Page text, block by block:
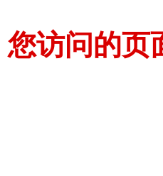
您访问的页